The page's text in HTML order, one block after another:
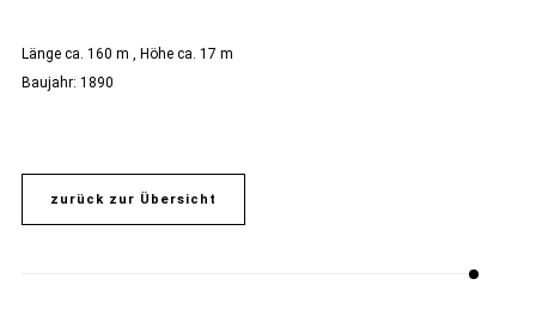
Länge ca. 160 m , Höhe ca. 17 m
Baujahr: 1890
zurück zur Übersicht